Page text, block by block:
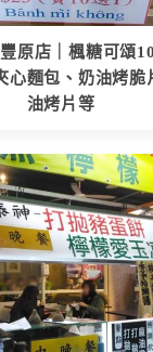
原店｜楓糖可頌
心麵包、奶油烤脆
油烤片等